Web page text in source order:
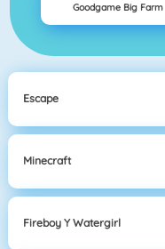
Goodgame Big Farm
Escape
Minecraft
Fireboy Y Watergirl